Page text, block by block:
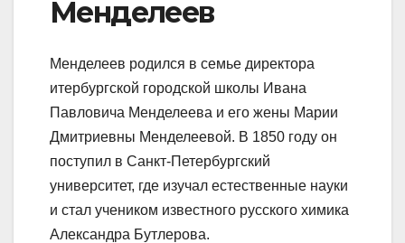
Менделеев
Менделеев родился в семье директора
итербургской городской школы Ивана
Павловича Менделеева и его жены Марии
Дмитриевны Менделеевой. В 1850 году он
поступил в Санкт-Петербургский
университет, где изучал естественные науки
и стал учеником известного русского химика
Александра Бутлерова.